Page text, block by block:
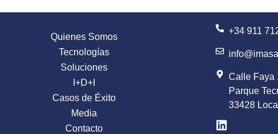
Quienes Somos
Tecnologías
Soluciones
I+D+I
Casos de Éxito
Media
Contacto
+34 911
Calle Faya
Parque
33428